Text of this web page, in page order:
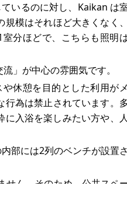
いるのに対し、Kaikan は
模はそれほど大きくなく
分ほどで、こちらも照明
」が中心の雰囲気です。
休憩を目的とした利用が
為は禁止されています。
入浴を楽しみたい方や、
部には2列のベンチが設置
ん。そのため、公共スペ